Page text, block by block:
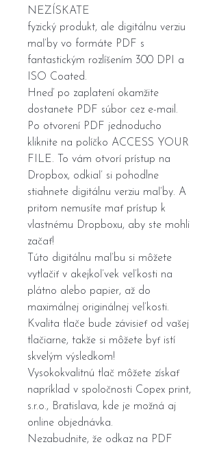
NEZÍSKATE
fyzický produkt, ale digitálnu verziu
maľby vo formáte PDF s
fantastickým rozlíšením 300 DPI a
ISO Coated.
Hneď po zaplatení okamžite
dostanete PDF súbor cez e-mail.
Po otvorení PDF jednoducho
kliknite na políčko ACCESS YOUR
FILE. To vám otvorí prístup na
Dropbox, odkiaľ si pohodlne
stiahnete digitálnu verziu maľby. A
pritom nemusíte mať prístup k
vlastnému Dropboxu, aby ste mohli
začať!
Túto digitálnu maľbu si môžete
vytlačiť v akejkoľvek veľkosti na
plátno alebo papier, až do
maximálnej originálnej veľkosti.
Kvalita tlače bude závisieť od vašej
tlačiarne, takže si môžete byť istí
skvelým výsledkom!
Vysokokvalitnú tlač môžete získať
napríklad v spoločnosti Copex print,
s.r.o., Bratislava, kde je možná aj
online objednávka.
Nezabudnite, že odkaz na PDF